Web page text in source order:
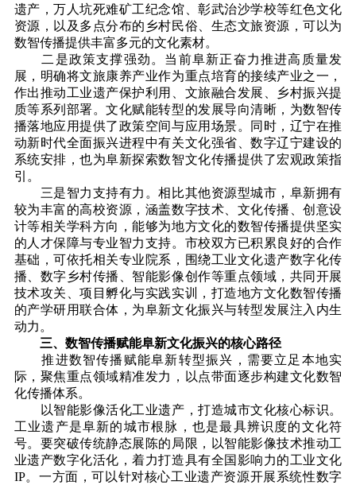
遗产，万人坑死难矿工纪念馆、彰武治沙学校等红色文化
资源，以及多点分布的乡村民俗、生态文旅资源，可以为
数智传播提供丰富多元的文化素材。
二是政策支撑强劲。当前阜新正奋力推进高质量发
展，明确将文旅康养产业作为重点培育的接续产业之一，
作出推动工业遗产保护利用、文旅融合发展、乡村振兴提
质等系列部署。文化赋能转型的发展导向清晰，为数智传
播落地应用提供了政策空间与应用场景。同时，辽宁在推
动新时代全面振兴进程中有关文化强省、数字辽宁建设的
系统安排，也为阜新探索数智文化传播提供了宏观政策指
引。
三是智力支持有力。相比其他资源型城市，阜新拥有
较为丰富的高校资源，涵盖数字技术、文化传播、创意设
计等相关学科方向，能够为地方文化的数智传播提供坚实
的人才保障与专业智力支持。市校双方已积累良好的合作
基础，可依托相关专业院系，围绕工业文化遗产数字化传
播、数字乡村传播、智能影像创作等重点领域，共同开展
技术攻关、项目孵化与实践实训，打造地方文化数智传播
的产学研用联合体，为阜新文化振兴与转型发展注入内生
动力。
三、数智传播赋能阜新文化振兴的核心路径
推进数智传播赋能阜新转型振兴，需要立足本地实
际，聚焦重点领域精准发力，以点带面逐步构建文化数智
化传播体系。
以智能影像活化工业遗产，打造城市文化核心标识。
工业遗产是阜新的城市根脉，也是最具辨识度的文化符
号。要突破传统静态展陈的局限，以智能影像技术推动工
业遗产数字化活化，着力打造具有全国影响力的工业文化
IP。一方面，可以针对核心工业遗产资源开展系统性数字